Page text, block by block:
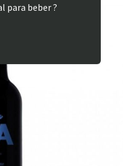
para beber ?